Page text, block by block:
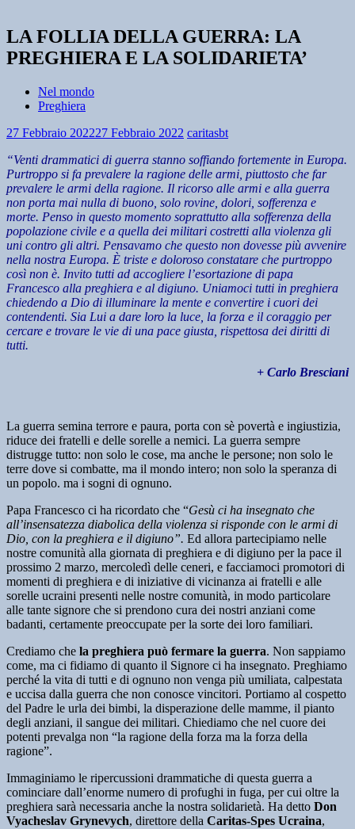
LA FOLLIA DELLA GUERRA: LA
PREGHIERA E LA SOLIDARIETA’
Nel mondo
Preghiera
27 Febbraio 202227 Febbraio 2022 caritasbt
“Venti drammatici di guerra stanno soffiando fortemente in Europa.
Purtroppo si fa prevalere la ragione delle armi, piuttosto che far
prevalere le armi della ragione. Il ricorso alle armi e alla guerra
non porta mai nulla di buono, solo rovine, dolori, sofferenza e
morte. Penso in questo momento soprattutto alla sofferenza della
popolazione civile e a quella dei militari costretti alla violenza gli
uni contro gli altri. Pensavamo che questo non dovesse più avvenire
nella nostra Europa. È triste e doloroso constatare che purtroppo
così non è. Invito tutti ad accogliere l’esortazione di papa
Francesco alla preghiera e al digiuno. Uniamoci tutti in preghiera
chiedendo a Dio di illuminare la mente e convertire i cuori dei
contendenti. Sia Lui a dare loro la luce, la forza e il coraggio per
cercare e trovare le vie di una pace giusta, rispettosa dei diritti di
tutti.
+ Carlo Bresciani
La guerra semina terrore e paura, porta con sè povertà e ingiustizia,
riduce dei fratelli e delle sorelle a nemici. La guerra sempre
distrugge tutto: non solo le cose, ma anche le persone; non solo le
terre dove si combatte, ma il mondo intero; non solo la speranza di
un popolo. ma i sogni di ognuno.
Papa Francesco ci ha ricordato che “Gesù ci ha insegnato che
all’insensatezza diabolica della violenza si risponde con le armi di
Dio, con la preghiera e il digiuno”. Ed allora partecipiamo nelle
nostre comunità alla giornata di preghiera e di digiuno per la pace il
prossimo 2 marzo, mercoledì delle ceneri, e facciamoci promotori di
momenti di preghiera e di iniziative di vicinanza ai fratelli e alle
sorelle ucraini presenti nelle nostre comunità, in modo particolare
alle tante signore che si prendono cura dei nostri anziani come
badanti, certamente preoccupate per la sorte dei loro familiari.
Crediamo che la preghiera può fermare la guerra. Non sappiamo
come, ma ci fidiamo di quanto il Signore ci ha insegnato. Preghiamo
perché la vita di tutti e di ognuno non venga più umiliata, calpestata
e uccisa dalla guerra che non conosce vincitori. Portiamo al cospetto
del Padre le urla dei bimbi, la disperazione delle mamme, il pianto
degli anziani, il sangue dei militari. Chiediamo che nel cuore dei
potenti prevalga non “la ragione della forza ma la forza della
ragione”.
Immaginiamo le ripercussioni drammatiche di questa guerra a
cominciare dall’enorme numero di profughi in fuga, per cui oltre la
preghiera sarà necessaria anche la nostra solidarietà. Ha detto Don
Vyacheslav Grynevych, direttore della Caritas-Spes Ucraina,